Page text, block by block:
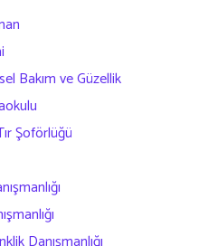
Bakım ve Güzellik
Şoförlüğü